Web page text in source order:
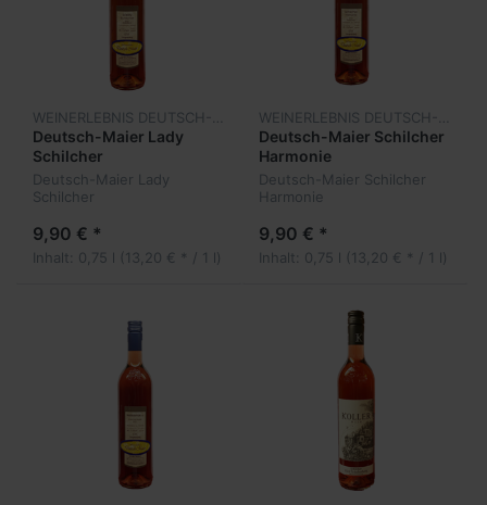
Deutsch-Maier Lady
Schilcher
Deutsch-Maier Lady
Schilcher
9,90 € *
Inhalt: 0,75 l (13,20 € * / 1 l)
Deutsch-Maier Schilcher
Harmonie
Deutsch-Maier Schilcher
Harmonie
9,90 € *
Inhalt: 0,75 l (13,20 € * / 1 l)